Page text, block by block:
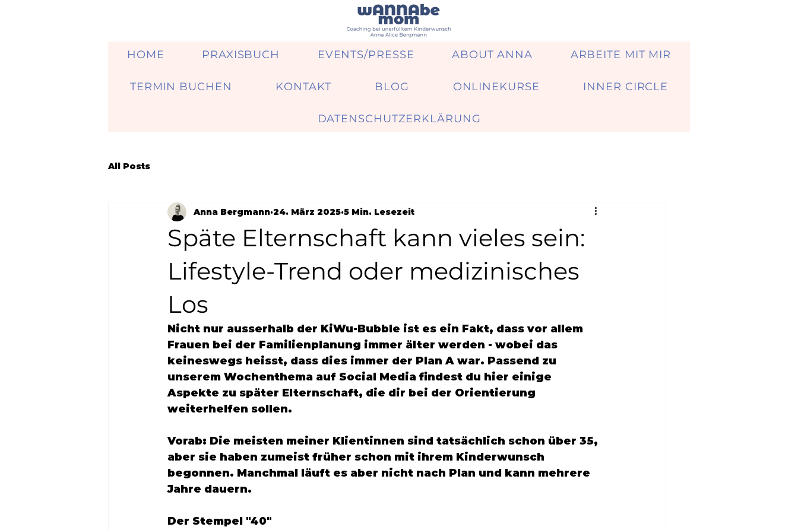
HOME PRAXISBUCH EVENTS/PRESSE ABOUT ANNA ARBEITE MIT MIR
TERMIN BUCHEN KONTAKT BLOG ONLINEKURSE INNER CIRCLE
DATENSCHUTZERKLÄRUNG
All Posts
Späte Elternschaft kann vieles sein:
Lifestyle-Trend oder medizinisches
Los
Anna Bergmann 24. März 2025 5 Min. Lesezeit
Nicht nur ausserhalb der KiWu-Bubble ist es ein Fakt, dass vor allem
Frauen bei der Familienplanung immer älter werden - wobei das
keineswegs heisst, dass dies immer der Plan A war. Passend zu
unserem Wochenthema auf Social Media findest du hier einige
Aspekte zu später Elternschaft, die dir bei der Orientierung
weiterhelfen sollen.
Vorab: Die meisten meiner Klientinnen sind tatsächlich schon über 35,
aber sie haben zumeist früher schon mit ihrem Kinderwunsch
begonnen. Manchmal läuft es aber nicht nach Plan und kann mehrere
Jahre dauern.
Der Stempel "40"